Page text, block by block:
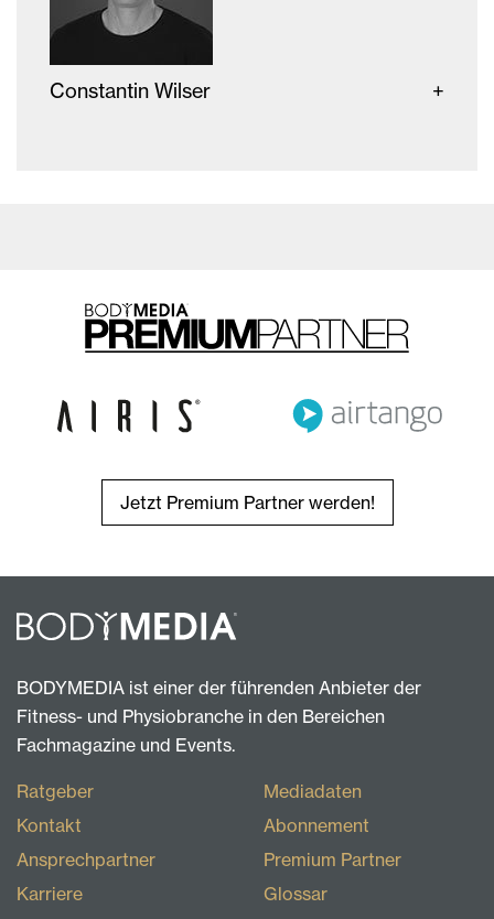
Constantin Wilser
Jetzt Premium Partner werden!
BODYMEDIA ist einer der führenden Anbieter der
Fitness- und Physiobranche in den Bereichen
Fachmagazine und Events.
Ratgeber
Kontakt
Ansprechpartner
Karriere
Mediadaten
Abonnement
Premium Partner
Glossar